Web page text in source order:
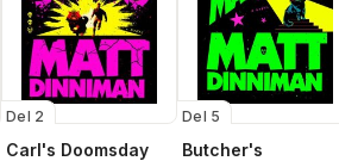
Del 2
Carl's Doomsday
Del 5
Butcher's